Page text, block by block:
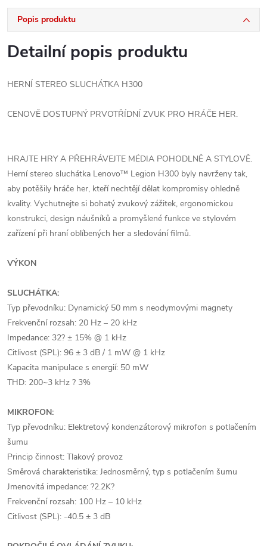
Popis produktu
Detailní popis produktu
HERNÍ STEREO SLUCHÁTKA H300
CENOVĚ DOSTUPNÝ PRVOTŘÍDNÍ ZVUK PRO HRÁČE HER.
HRAJTE HRY A PŘEHRÁVEJTE MÉDIA POHODLNĚ A STYLOVĚ.
Herní stereo sluchátka Lenovo™ Legion H300 byly navrženy tak,
aby potěšily hráče her, kteří nechtějí dělat kompromisy ohledně
kvality. Vychutnejte si bohatý zvukový zážitek, ergonomickou
konstrukci, design náušníků a promyšlené funkce ve stylovém
zařízení při hraní oblíbených her a sledování filmů.
VÝKON
SLUCHÁTKA:
Typ převodníku: Dynamický 50 mm s neodymovými magnety
Frekvenční rozsah: 20 Hz – 20 kHz
Impedance: 32? ± 15% @ 1 kHz
Citlivost (SPL): 96 ± 3 dB / 1 mW @ 1 kHz
Kapacita manipulace s energií: 50 mW
THD: 200~3 kHz ? 3%
MIKROFON:
Typ převodníku: Elektretový kondenzátorový mikrofon s potlačením
šumu
Princip činnost: Tlakový provoz
Směrová charakteristika: Jednosměrný, typ s potlačením šumu
Jmenovitá impedance: ?2.2K?
Frekvenční rozsah: 100 Hz – 10 kHz
Citlivost (SPL): -40.5 ± 3 dB